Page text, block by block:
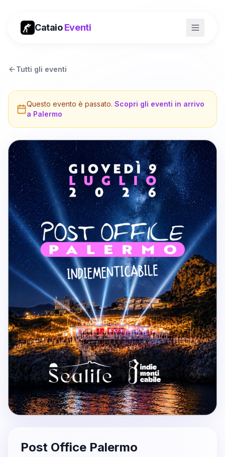
CataioEventi
Tutti gli eventi
Questo evento è passato. Scopri gli eventi in arrivo
a Palermo
Post Office Palermo